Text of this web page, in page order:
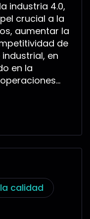
industria 4.0,
crucial a la
aumentar la
de
en
en la
calidad